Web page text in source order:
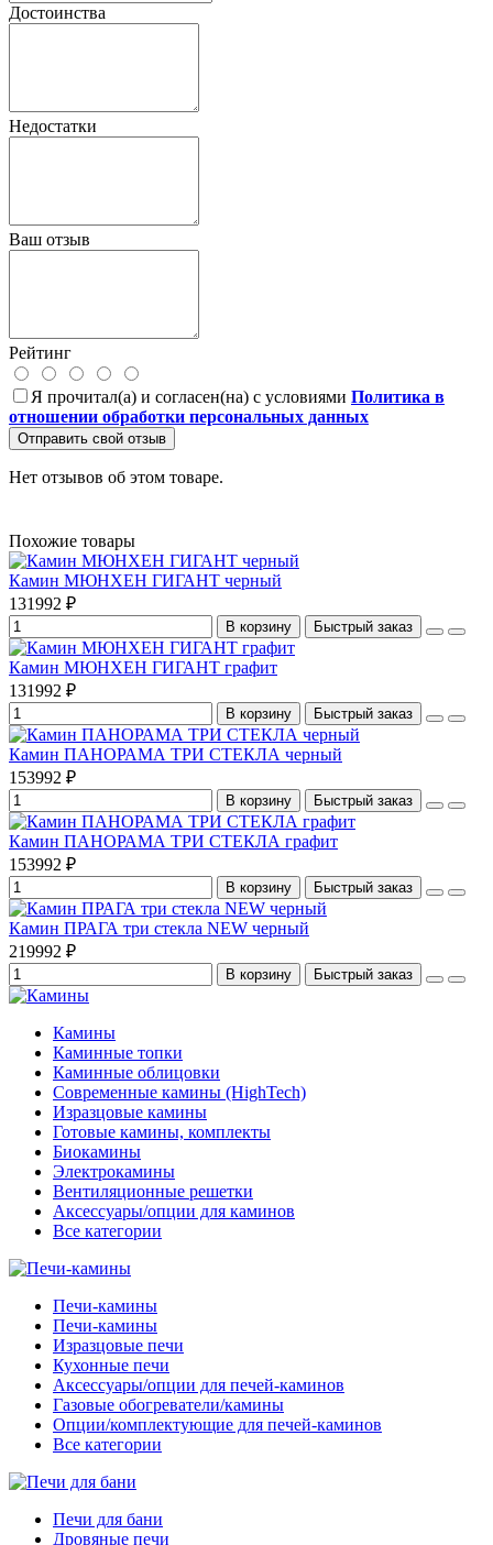
Достоинства
Недостатки
Ваш отзыв
Рейтинг
Я прочитал(а) и согласен(на) с условиями Политика в
отношении обработки персональных данных
Отправить свой отзыв
Нет отзывов об этом товаре.
Похожие товары
Камин МЮНХЕН ГИГАНТ черный
131992 ₽
В корзину Быстрый заказ
Камин МЮНХЕН ГИГАНТ графит
131992 ₽
В корзину Быстрый заказ
Камин ПАНОРАМА ТРИ СТЕКЛА черный
153992 ₽
В корзину Быстрый заказ
Камин ПАНОРАМА ТРИ СТЕКЛА графит
153992 ₽
В корзину Быстрый заказ
Камин ПРАГА три стекла NEW черный
219992 ₽
В корзину Быстрый заказ
Камины
Каминные топки
Каминные облицовки
Современные камины (HighTech)
Изразцовые камины
Готовые камины, комплекты
Биокамины
Электрокамины
Вентиляционные решетки
Аксессуары/опции для каминов
Все категории
Печи-камины
Печи-камины
Изразцовые печи
Кухонные печи
Аксессуары/опции для печей-каминов
Газовые обогреватели/камины
Опции/комплектующие для печей-каминов
Все категории
Печи для бани
Дровяные печи